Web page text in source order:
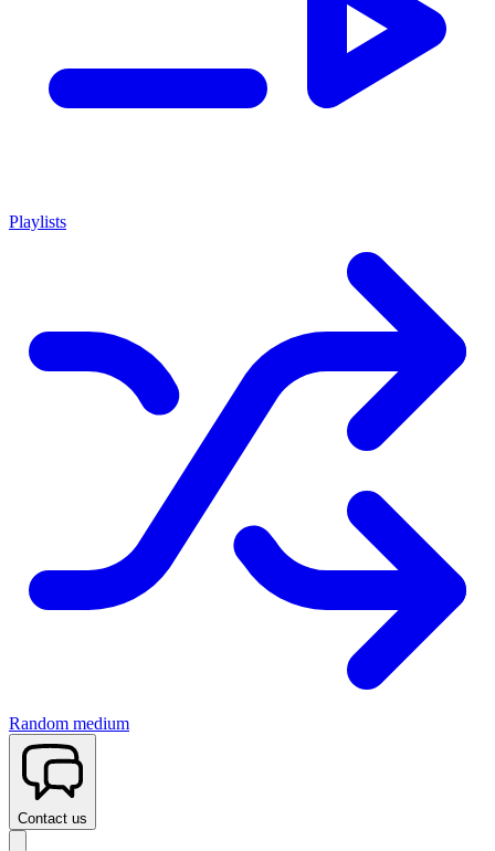
Playlists
Random medium
Contact us